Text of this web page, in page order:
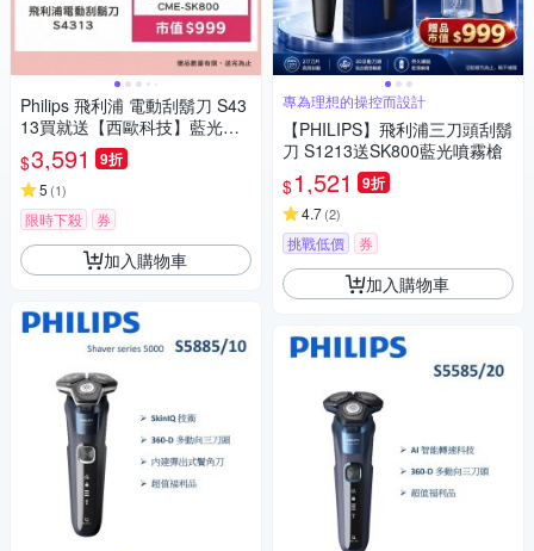
Philips 飛利浦 電動刮鬍刀 S43
13買就送【西歐科技】藍光噴
霧無線消毒槍CME-SK800
$3,591 9折
5 (1)
限時下殺 券
加入購物車
專為理想的操控而設計
【PHILIPS】飛利浦三刀頭刮鬍
刀 S1213送SK800藍光噴霧槍
$1,521 9折
4.7(2)
挑戰低價 券
加入購物車